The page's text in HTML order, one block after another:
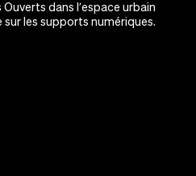
dans l’espace urbain
sur les supports numériques.